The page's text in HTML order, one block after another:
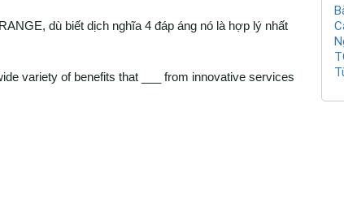
dù biết dịch nghĩa 4 đáp áng nó là hợp lý nhất
variety of benefits that ___ from innovative services